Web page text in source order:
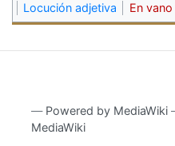
Locución adjetiva
En vano
― Powered by MediaWiki
MediaWiki